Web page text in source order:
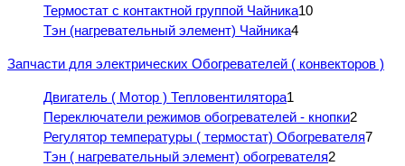
Термостат с контактной группой Чайника10
Тэн (нагревательный элемент) Чайника4
Запчасти для электрических Обогревателей ( конвекторов )
Двигатель ( Мотор ) Тепловентилятора1
Переключатели режимов обогревателей - кнопки2
Регулятор температуры ( термостат) Обогревателя7
Тэн ( нагревательный элемент) обогревателя2